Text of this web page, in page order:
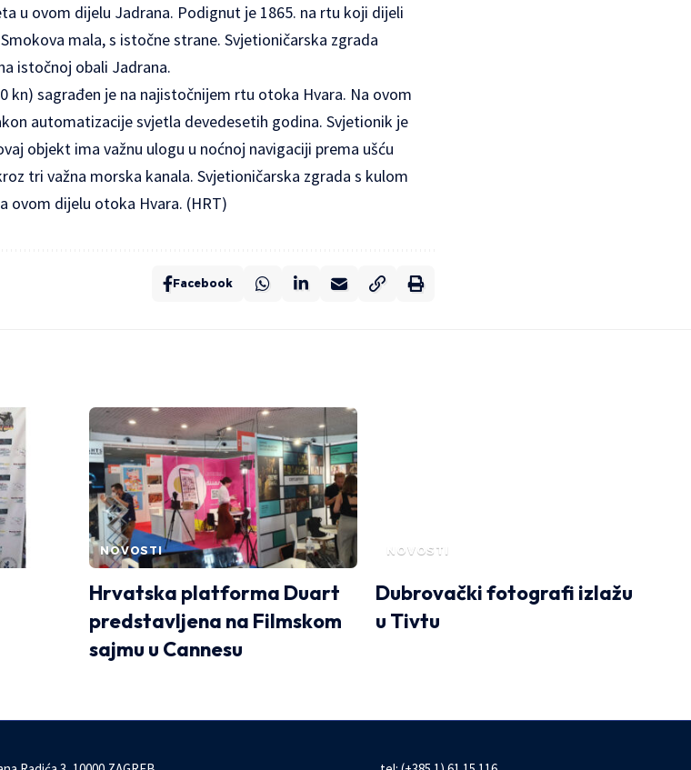
u ovom dijelu Jadrana. Podignut je 1865. na rtu koji dijeli
mala, s istočne strane. Svjetioničarska zgrada
istočnoj obali Jadrana.
kn) sagrađen je na najistočnijem rtu otoka Hvara. Na ovom
automatizacije svjetla devedesetih godina. Svjetionik je
objekt ima važnu ulogu u noćnoj navigaciji prema ušću
tri važna morska kanala. Svjetioničarska zgrada s kulom
ovom dijelu otoka Hvara. (HRT)
Facebook
NOVOSTI
Hrvatska platforma Duart
predstavljena na Filmskom
sajmu u Cannesu
NOVOSTI
Dubrovački fotografi izlažu
u Tivtu